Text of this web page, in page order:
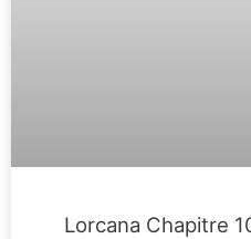
Lorcana Chapitre